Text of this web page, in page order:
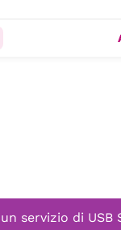
servizio di USB